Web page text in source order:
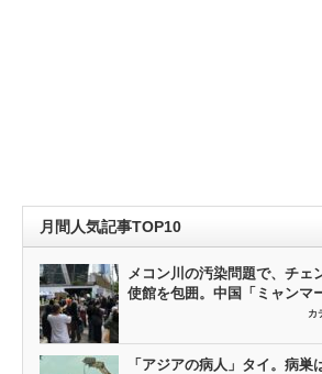
月間人気記事TOP10
メコン川の汚染問題で、チェ
使館を包囲。中国「ミャンマ
カ
「アジアの病人」タイ。病巣